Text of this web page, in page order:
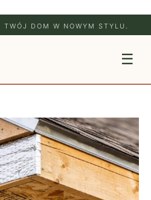
TWÓJ DOM W NOWYM STYLU.
☰